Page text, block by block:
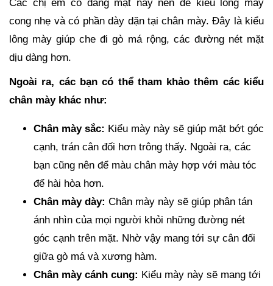
Các chị em có dáng mặt này nên để kiểu lông mày
cong nhẹ và có phần dày dặn tại chân mày. Đây là kiểu
lông mày giúp che đi gò má rộng, các đường nét mặt
dịu dàng hơn.
Ngoài ra, các bạn có thể tham khảo thêm các kiểu
chân mày khác như:
Chân mày sắc: Kiểu mày này sẽ giúp mặt bớt góc
cạnh, trán cân đối hơn trông thấy. Ngoài ra, các
bạn cũng nên để màu chân mày hợp với màu tóc
để hài hòa hơn.
Chân mày dày: Chân mày này sẽ giúp phân tán
ánh nhìn của mọi người khỏi những đường nét
góc cạnh trên mặt. Nhờ vậy mang tới sự cân đối
giữa gò má và xương hàm.
Chân mày cánh cung: Kiểu mày này sẽ mang tới